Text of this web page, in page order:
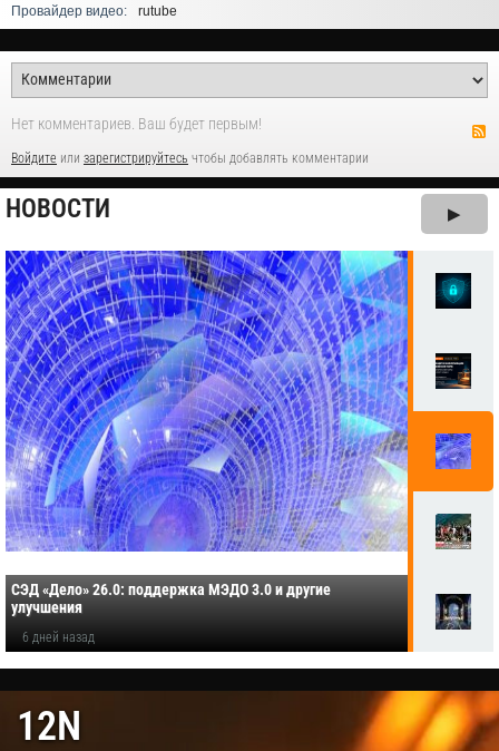
Провайдер видео:
rutube
Нет комментариев. Ваш будет первым!
Войдите или зарегистрируйтесь чтобы добавлять комментарии
НОВОСТИ ▶
СЭД «Дело» 26.0: поддержка МЭДО 3.0 и другие
улучшения
6 дней назад
12N